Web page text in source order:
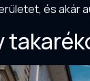
és akár